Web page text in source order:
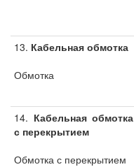
13. Кабельная обмотка
Обмотка
14. Кабельная обмотка
с перекрытием
Обмотка с перекрытием